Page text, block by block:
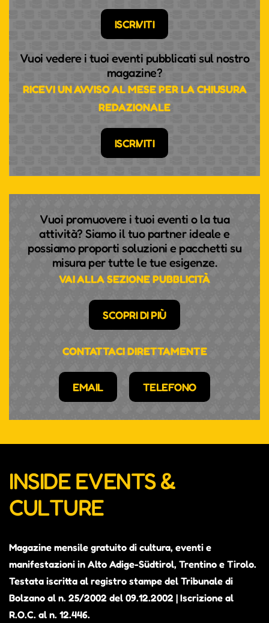
ISCRIVITI
Vuoi vedere i tuoi eventi pubblicati sul nostro
magazine?
RICEVI UN AVVISO AL MESE PER LA CHIUSURA
REDAZIONALE
ISCRIVITI
Vuoi promuovere i tuoi eventi o la tua
attività? Siamo il tuo partner ideale e
possiamo proporti soluzioni e pacchetti su
misura per tutte le tue esigenze.
VAI ALLA SEZIONE PUBBLICITÀ
SCOPRI DI PIÙ
CONTATTACI DIRETTAMENTE
EMAIL TELEFONO
INSIDE EVENTS &
CULTURE
Magazine mensile gratuito di cultura, eventi e
manifestazioni in Alto Adige-Südtirol, Trentino e Tirolo.
Testata iscritta al registro stampe del Tribunale di
Bolzano al n. 25/2002 del 09.12.2002 | Iscrizione al
R.O.C. al n. 12.446.